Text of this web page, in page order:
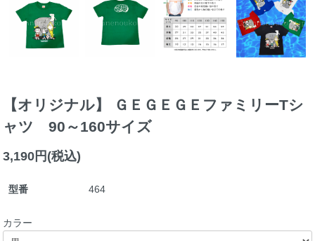
【オリジナル】 ＧＥＧＥＧＥファミリーTシ
ャツ 90～160サイズ
3,190円(税込)
型番 464
カラー